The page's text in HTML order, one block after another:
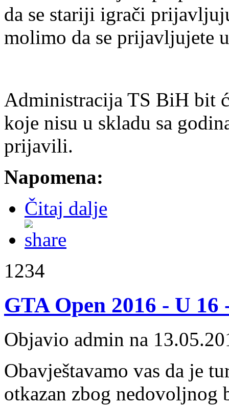
da se stariji igrači
molimo da se prijavljujete
Administracija TS BiH bit
koje nisu u skladu sa
prijavili.
Napomena:
Čitaj dalje
1234
GTA Open 2016 - U
Objavio admin na
Obavještavamo vas da je
otkazan zbog nedovoljnog